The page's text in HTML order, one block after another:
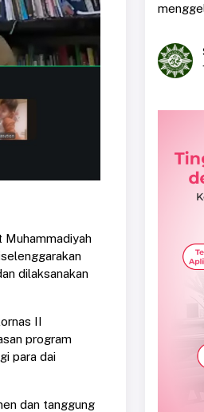
Muhammadiyah
dilaksanakan
II
program
para dai
dan tanggung